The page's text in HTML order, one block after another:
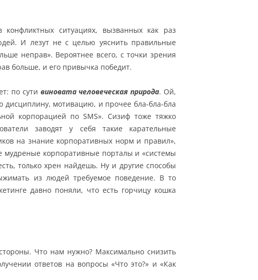
ситуациях, вызванных как раз
И лезут не с целью уяснить правильные
неправ». Вероятнее всего, с точки зрения
больше, и его привычка победит.
по сути виновата человеческая природа. Ой,
дисциплину, мотивацию, и прочее бла-бла-бла
корпорацией по SMS». Сизиф тоже тяжко
заводят у себя такие карательные
на знание корпоративных норм и правил»,
мудреные корпоративные порталы и «системы
только хрен найдешь. Ну и другие способы
из людей требуемое поведение. В то
давно поняли, что есть горчицу кошка
Что нам нужно? Максимально снизить
ответов на вопросы «Что это?» и «Как